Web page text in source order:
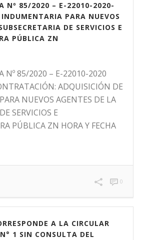
Nº 85/2020 – E-22010-2020-
PARA NUEVOS
DE SERVICIOS E
PÚBLICA ZN
Nº 85/2020 – E-22010-2020
ADQUISICIÓN DE
NUEVOS AGENTES DE LA
SERVICIOS E
PÚBLICA ZN HORA Y FECHA
0
A LA CIRCULAR
1 SIN CONSULTA DEL